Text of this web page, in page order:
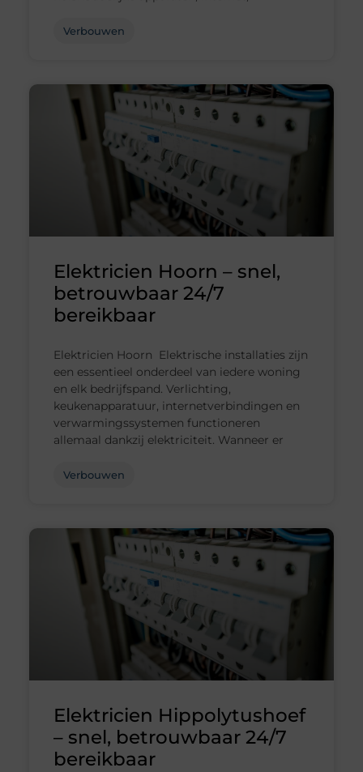
Verbouwen
Elektricien Hoorn – snel,
betrouwbaar 24/7
bereikbaar
Elektricien Hoorn Elektrische installaties zijn
een essentieel onderdeel van iedere woning
en elk bedrijfspand. Verlichting,
keukenapparatuur, internetverbindingen en
verwarmingssystemen functioneren
allemaal dankzij elektriciteit. Wanneer er
Verbouwen
Elektricien Hippolytushoef
– snel, betrouwbaar 24/7
bereikbaar